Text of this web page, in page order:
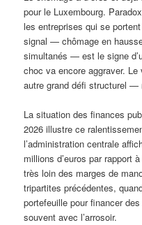
pour le Luxembourg.
les entreprises qui se
signal — chômage en
simultanés — est le signe
choc va encore aggraver.
autre grand défi structurel —
La situation des finances
2026 illustre ce
l’administration centrale
millions d’euros par rapport
très loin des marges de
tripartites précédentes,
portefeuille pour financer
souvent avec l’arrosoir.